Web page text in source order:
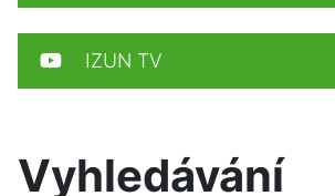
Vyhledávání
IZUN TV